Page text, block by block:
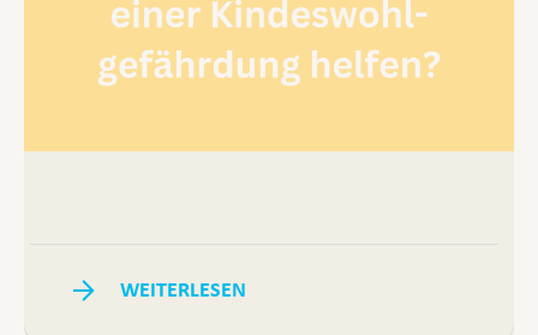
WEITERLESEN